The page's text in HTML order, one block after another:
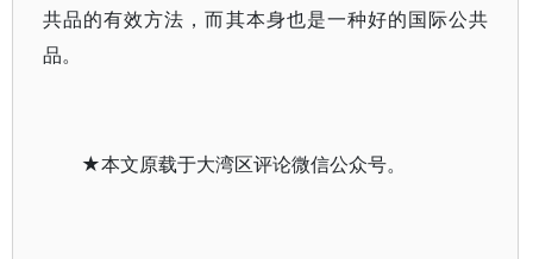
共品的有效方法，而其本身也是一种好的国际公共
品。
★本文原载于大湾区评论微信公众号。